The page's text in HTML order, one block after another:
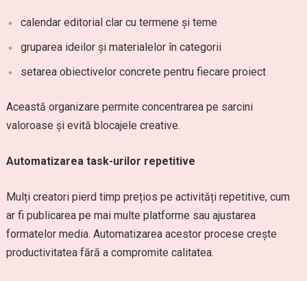
calendar editorial clar cu termene și teme
gruparea ideilor și materialelor în categorii
setarea obiectivelor concrete pentru fiecare proiect
Această organizare permite concentrarea pe sarcini
valoroase și evită blocajele creative.
Automatizarea task-urilor repetitive
Mulți creatori pierd timp prețios pe activități repetitive, cum
ar fi publicarea pe mai multe platforme sau ajustarea
formatelor media. Automatizarea acestor procese crește
productivitatea fără a compromite calitatea.